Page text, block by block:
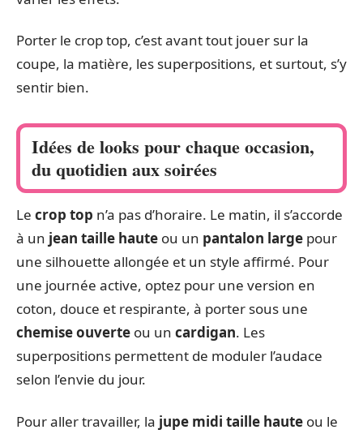
Porter le crop top, c’est avant tout jouer sur la
coupe, la matière, les superpositions, et surtout, s’y
sentir bien.
Idées de looks pour chaque occasion,
du quotidien aux soirées
Le crop top n’a pas d’horaire. Le matin, il s’accorde
à un jean taille haute ou un pantalon large pour
une silhouette allongée et un style affirmé. Pour
une journée active, optez pour une version en
coton, douce et respirante, à porter sous une
chemise ouverte ou un cardigan. Les
superpositions permettent de moduler l’audace
selon l’envie du jour.
Pour aller travailler, la jupe midi taille haute ou le